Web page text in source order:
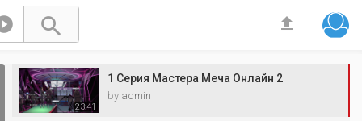
 
23:41
1 Серия Мастера Меча Онлайн 2
by admin